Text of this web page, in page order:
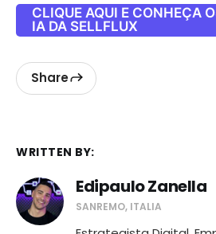
CLIQUE AQUI E CONHEÇA
IA DA SELLFLUX
Share
WRITTEN BY:
Edipaulo Zanella
SANREMO, ITALIA